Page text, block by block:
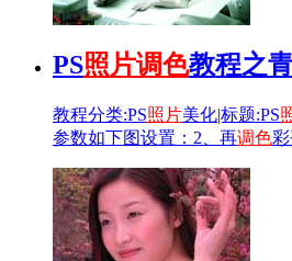
PS照片调色教程之
教程分类:PS照片美化|标题:PS
参数如下图设置：2、再调色